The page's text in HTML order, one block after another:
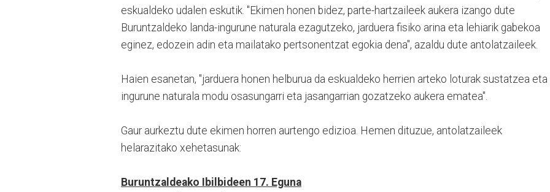
eskualdeko udalen eskutik. "Ekimen honen bidez, parte-hartzaileek aukera izango dute
Buruntzaldeko landa-ingurune naturala ezagutzeko, jarduera fisiko arina eta lehiarik gabekoa
eginez, edozein adin eta mailatako pertsonentzat egokia dena", azaldu dute antolatzaileek.
Haien esanetan, "jarduera honen helburua da eskualdeko herrien arteko loturak sustatzea eta
ingurune naturala modu osasungarri eta jasangarrian gozatzeko aukera ematea".
Gaur aurkeztu dute ekimen horren aurtengo edizioa. Hemen dituzue, antolatzaileek
helarazitako xehetasunak:
Buruntzaldeako Ibilbideen 17. Eguna